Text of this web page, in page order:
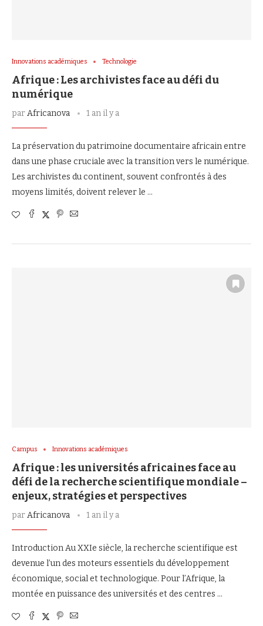
Innovations académiques Technologie
Afrique : Les archivistes face au défi du
numérique
parAfricanova 1 an il y a
La préservation du patrimoine documentaire africain entre
dans une phase cruciale avec la transition vers le numérique.
Les archivistes du continent, souvent confrontés à des
moyens limités, doivent relever le …
Campus Innovations académiques
Afrique : les universités africaines face au
défi de la recherche scientifique mondiale –
enjeux, stratégies et perspectives
parAfricanova 1 an il y a
Introduction Au XXIe siècle, la recherche scientifique est
devenue l’un des moteurs essentiels du développement
économique, social et technologique. Pour l’Afrique, la
montée en puissance des universités et des centres …